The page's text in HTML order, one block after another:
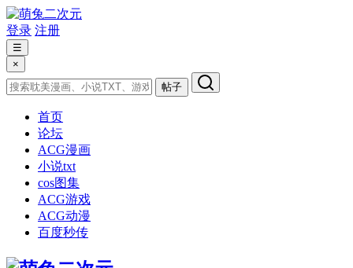
登录 注册
☰
×
帖子
首页
论坛
ACG漫画
小说txt
cos图集
ACG游戏
ACG动漫
百度秒传